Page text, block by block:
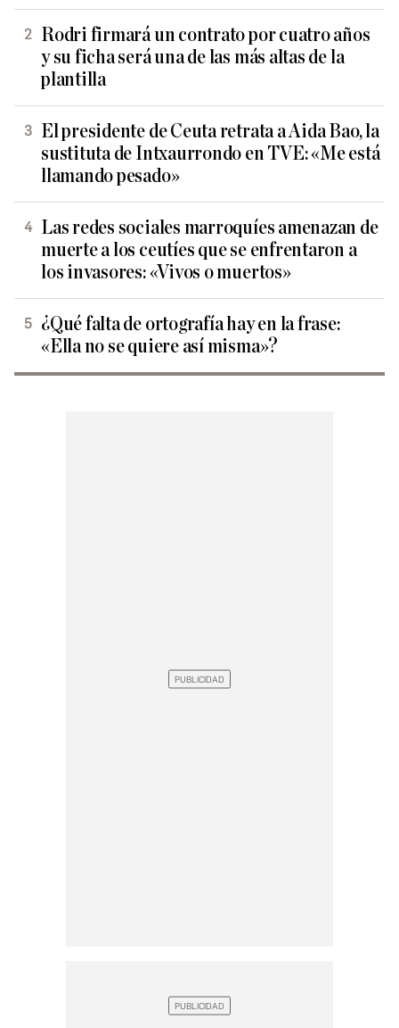
Rodri firmará un contrato por cuatro años
y su ficha será una de las más altas de la
plantilla
El presidente de Ceuta retrata a Aida Bao, la
sustituta de Intxaurrondo en TVE: «Me está
llamando pesado»
Las redes sociales marroquíes amenazan de
muerte a los ceutíes que se enfrentaron a
los invasores: «Vivos o muertos»
¿Qué falta de ortografía hay en la frase:
«Ella no se quiere así misma»?